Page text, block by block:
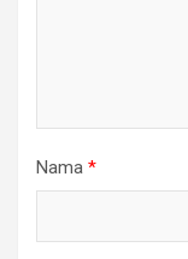
Nama *